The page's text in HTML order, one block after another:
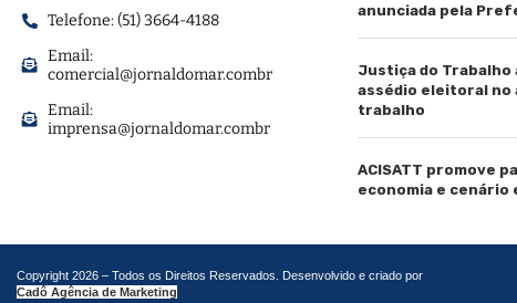
Telefone: (51) 3664-4188
Email:
comercial@jornaldomar.combr
Email:
imprensa@jornaldomar.combr
anunciada pela
Justiça do Trabalho
assédio eleitoral no
trabalho
ACISATT promove
economia e cenário
Copyright 2026 – Todos os Direitos Reservados. Desenvolvido e criado por
Cadô Agência de Marketing